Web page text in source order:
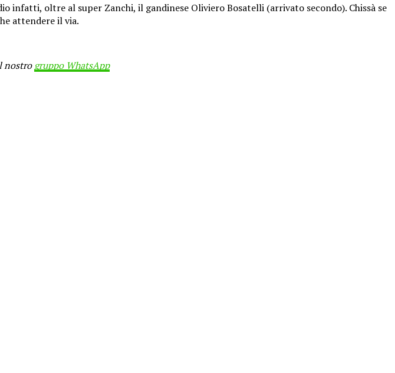
infatti, oltre al super Zanchi, il gandinese Oliviero Bosatelli (arrivato secondo). Chissà se
attendere il via.
nostrogruppo WhatsApp